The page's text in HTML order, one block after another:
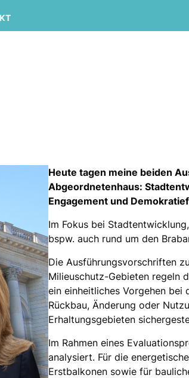
Heute tagen meine beiden
Abgeordnetenhaus:
Engagement und
Im Fokus bei
bspw. auch rund um den
Die Ausführungsvorschriften
Milieuschutz-Gebieten regeln
ein einheitliches Vorgehen bei
Rückbau, Änderung oder
Erhaltungsgebieten
Im Rahmen eines
analysiert. Für die
Erstbalkonen sowie für